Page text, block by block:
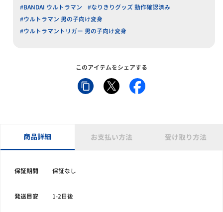
#BANDAI ウルトラマン
#なりきりグッズ 動作確認済み
#ウルトラマン 男の子向け変身
#ウルトラマントリガー 男の子向け変身
このアイテムをシェアする
商品詳細 お支払い方法 受け取り方法
保証期間 保証なし
発送目安 1-2日後